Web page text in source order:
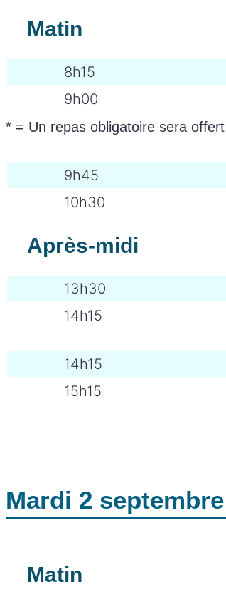
Matin
8h15
9h00
* = Un repas obligatoire sera
9h45
10h30
Après-midi
13h30
14h15
14h15
15h15
Mardi 2 septembre
Matin